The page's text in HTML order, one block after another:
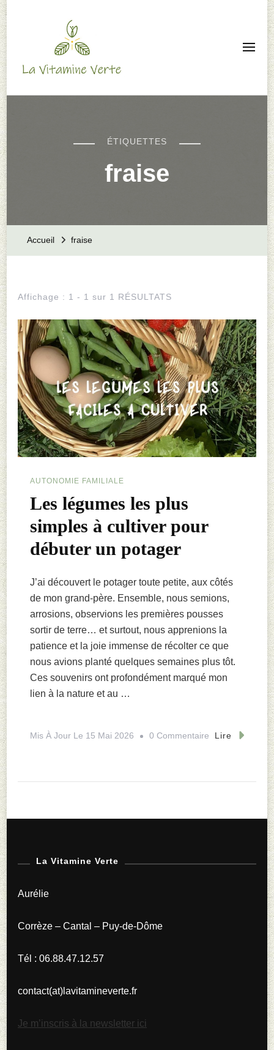
La Vitamine Verte –
Animation nature –
Autonomie familiale
ÉTIQUETTES
fraise
Accueil fraise
Affichage : 1 - 1 sur 1 RÉSULTATS
AUTONOMIE FAMILIALE
Les légumes les plus
simples à cultiver pour
débuter un potager
J’ai découvert le potager toute petite, aux côtés
de mon grand-père. Ensemble, nous semions,
arrosions, observions les premières pousses
sortir de terre… et surtout, nous apprenions la
patience et la joie immense de récolter ce que
nous avions planté quelques semaines plus tôt.
Ces souvenirs ont profondément marqué mon
lien à la nature et au …
Mis À Jour Le 15 Mai 2026 0 Commentaire Sur
Lire
La Vitamine Verte
Aurélie
Corrèze – Cantal – Puy-de-Dôme
Tél : 06.88.47.12.57
contact(at)lavitamineverte.fr
Je m’inscris à la newsletter ici